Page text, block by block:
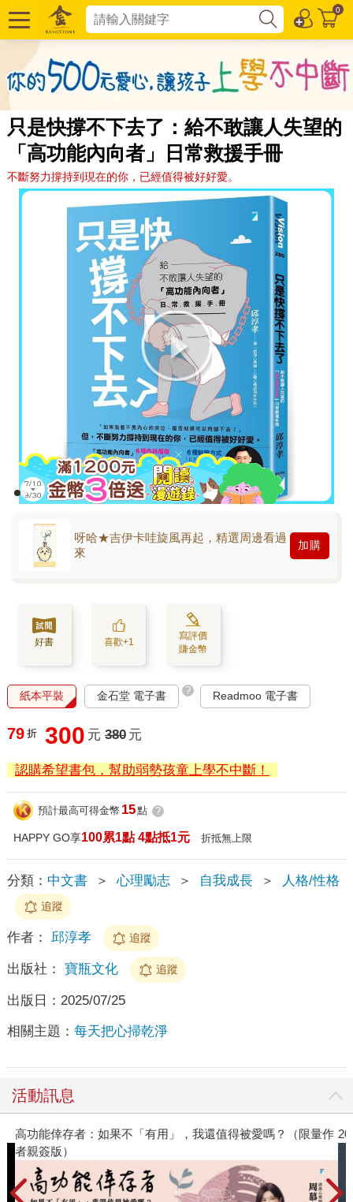
0
只是快撐不下去了：給不敢讓人失望的
「高功能內向者」日常救援手冊
不斷努力撐持到現在的你，已經值得被好好愛。
呀哈★吉伊卡哇旋風再起，精選周邊看過
來
加購
好書 喜歡+1
寫評價
賺金幣
紙本平裝 金石堂 電子書 ? Readmoo 電子書
79 折 300 元 380 元
認購希望書包，幫助弱勢孩童上學不中斷！
預計最高可得金幣 15點 ?
HAPPY GO享100累1點 4點抵1元 折抵無上限
分類： 中文書 ＞ 心理勵志 ＞ 自我成長 ＞ 人格/性格
追蹤
作者： 邱淳孝 追蹤
出版社： 寶瓶文化 追蹤
出版日： 2025/07/25
相關主題： 每天把心掃乾淨
活動訊息
高功能倖存者：如果不「有用」，我還值得被愛嗎？（限量作
者親簽版）